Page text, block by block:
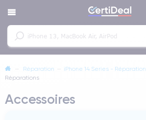
— Réparation — iPhone 14 Series - Réparation
Réparations
Accessoires